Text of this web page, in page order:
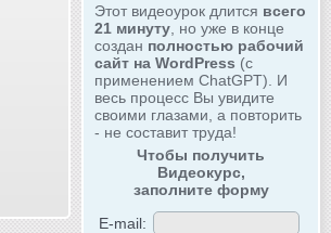
Этот видеоурок длится всего
21 минуту , но уже в конце
создан полностью рабочий
сайт на WordPress (с
применением ChatGPT). И
весь процесс Вы увидите
своими глазами, а повторить
- не составит труда!
Чтобы получить
Видеокурс,
заполните форму
E-mail: